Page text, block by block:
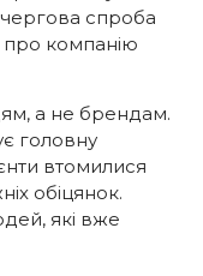
спроба
компанію
а не брендам.
головну
втомилися
обіцянок.
які вже